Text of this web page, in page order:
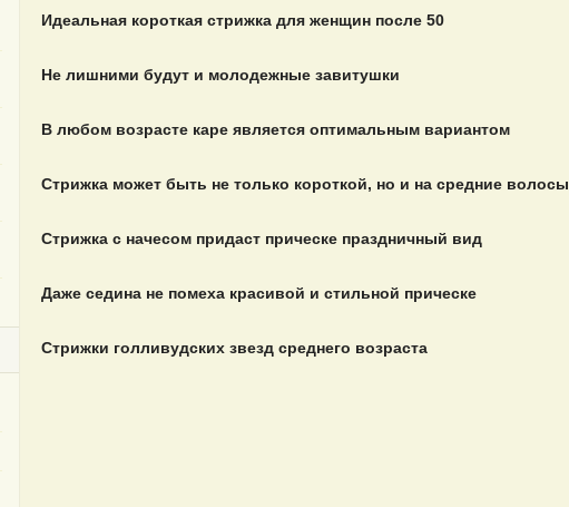
Идеальная короткая стрижка для женщин после 50
Не лишними будут и молодежные завитушки
В любом возрасте каре является оптимальным вариантом
Стрижка может быть не только короткой, но и на средние волосы
Стрижка с начесом придаст прическе праздничный вид
Даже седина не помеха красивой и стильной прическе
Стрижки голливудских звезд среднего возраста